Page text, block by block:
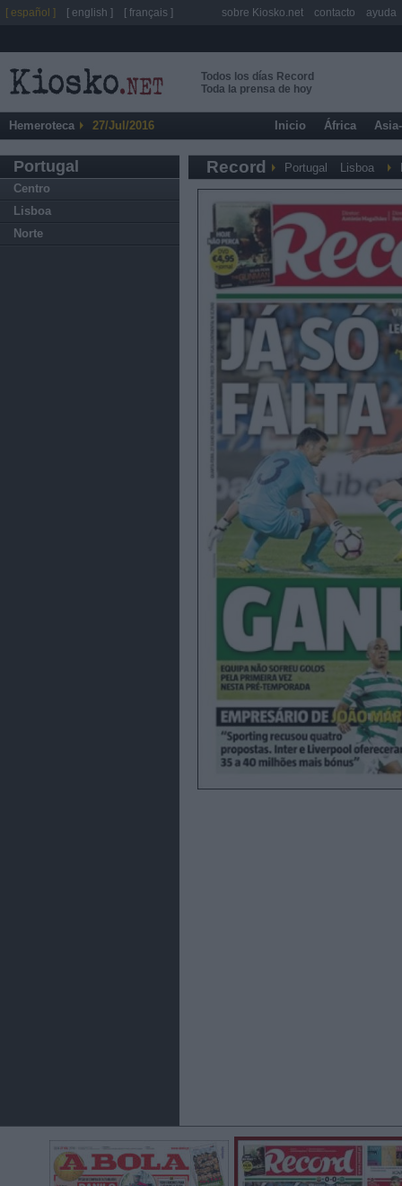
Todos los días Record
Toda la prensa de hoy
Hemeroteca 27/Jul/2016 Inicio África
Portugal
Centro
Lisboa
Norte
Record Portugal Lisboa
[ español ] [ english ] [ français ] sobre Kiosko.net contacto ayuda